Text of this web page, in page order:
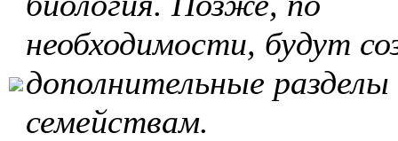
необходимости, будут
дополнительные разделы
семействам.